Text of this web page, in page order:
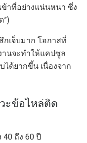
ข้าที่อย่างแน่นหนา ซึ่ง
”)
กเจ็บมาก โอกาสที่
านจะทำให้แคปซูล
ด้ยากขึ้น เนื่องจาก
ะข้อไหล่ติด
ถึง 60 ปี